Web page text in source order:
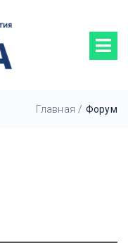
Главная / Форум